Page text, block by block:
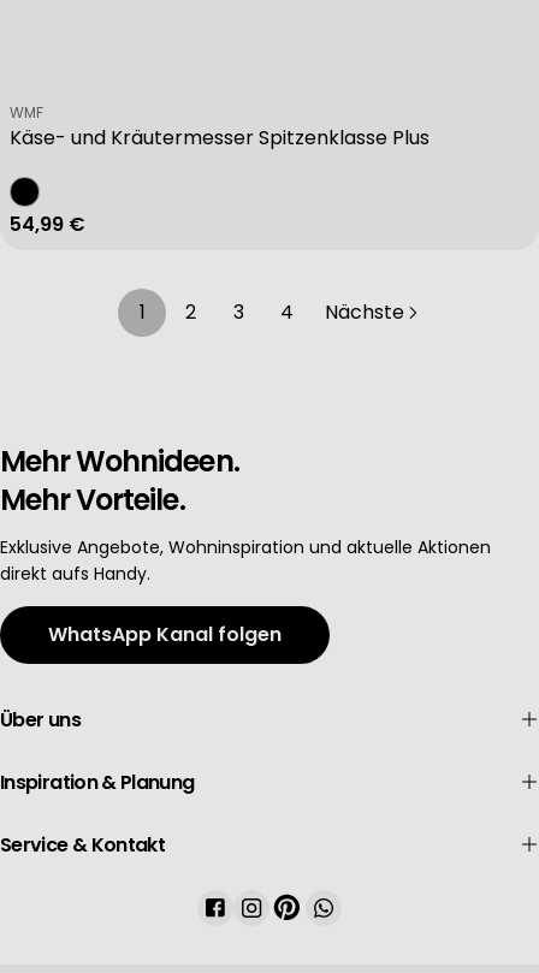
Käse- und Kräutermesser Spitzenklasse Plus
Verkäufer:
WMF
Regulärer Preis
54,99 €
1 2 3 4 Nächste
Mehr Wohnideen.
Mehr Vorteile.
Exklusive Angebote, Wohninspiration und aktuelle Aktionen
direkt aufs Handy.
WhatsApp Kanal folgen
Über uns
Inspiration & Planung
Service & Kontakt
Facebook
Instagram
PinterestWhatsApp